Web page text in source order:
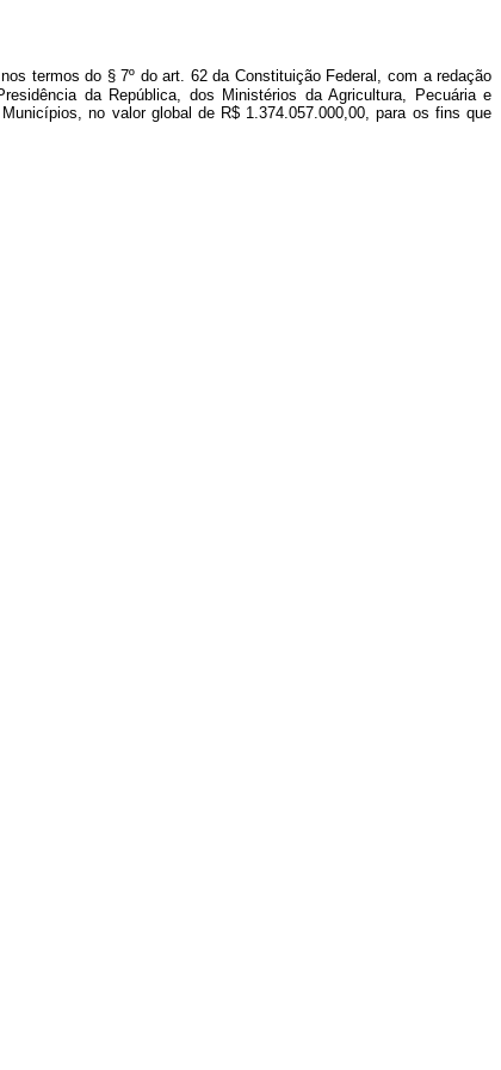
termos do § 7º do art. 62 da Constituição Federal, com a redação
da República, dos Ministérios da Agricultura, Pecuária e
no valor global de R$ 1.374.057.000,00, para os fins que